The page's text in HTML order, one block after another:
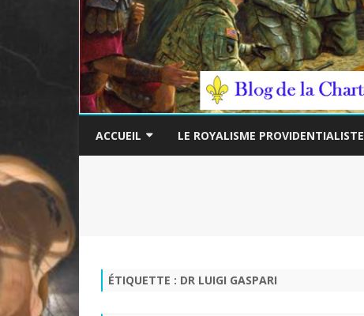
ACCUEIL LE ROYALISME PROVIDENTIALISTE
ÉTIQUETTE : DR LUIGI GASPARI